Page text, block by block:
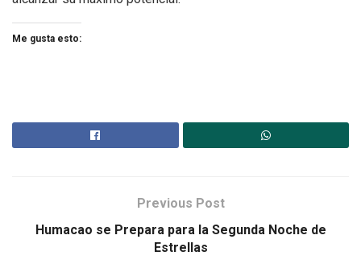
Me gusta esto:
Previous Post
Humacao se Prepara para la Segunda Noche de
Estrellas